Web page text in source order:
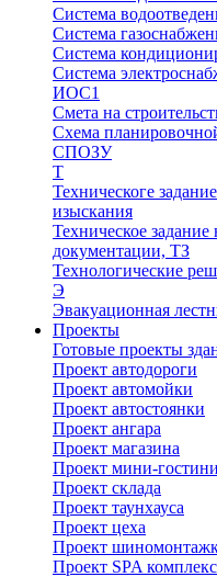
Система
Система
Система
Система
ИОС1
Смета на
Схема
СПОЗУ
Т
Техническоге
изыскания
Техническое задание
документации, ТЗ
Технологические
Э
Эвакуационная
Проекты
Готовые проекты
Проект автодороги
Проект автомойки
Проект автостоянки
Проект ангара
Проект магазина
Проект мини-
Проект склада
Проект таунхауса
Проект цеха
Проект
Проект SPA